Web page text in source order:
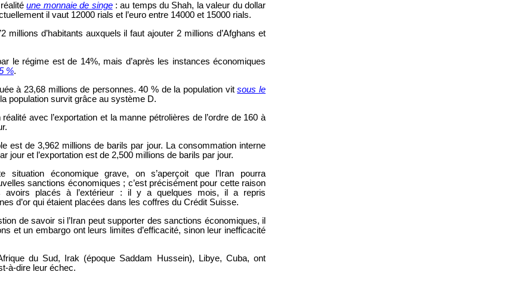
réalitéune monnaie de singe: au temps du Shah, la valeur du dollar
il vaut 12000 rials et l’euro entre 14000 et 15000 rials.
millions d’habitants auxquels il faut ajouter 2 millions d’Afghans et
le régime est de 14%, mais d’après les instances économiques
%.
à 23,68 millions de personnes. 40 % de la population vitsous le
population survit grâce au système D.
avec l’exportation et la manne pétrolières de l’ordre de 160 à
est de 3,962 millions de barils par jour. La consommation interne
jour et l’exportation est de 2,500 millions de barils par jour.
situation économique grave, on s’aperçoit que l’Iran pourra
sanctions économiques ; c’est précisément pour cette raison
avoirs placés à l’extérieur : il y a quelques mois, il a repris
d’or qui étaient placées dans les coffres du Crédit Suisse.
de savoir si l’Iran peut supporter des sanctions économiques, il
et un embargo ont leurs limites d’efficacité, sinon leur inefficacité
du Sud, Irak (époque Saddam Hussein), Libye, Cuba, ont
à-dire leur échec.